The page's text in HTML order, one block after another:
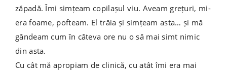
zăpadă. Îmi simțeam copilașul viu. Aveam grețuri, mi-
era foame, pofteam. El trăia și simțeam asta… și mă
gândeam cum în câteva ore nu o să mai simt nimic
din asta.
Cu cât mă apropiam de clinică, cu atât îmi era mai